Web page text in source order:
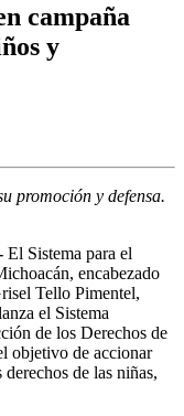
campaña
y
promoción y defensa.
El Sistema para el
encabezado
Tello Pimentel,
el Sistema
de los Derechos de
objetivo de accionar
de las niñas,